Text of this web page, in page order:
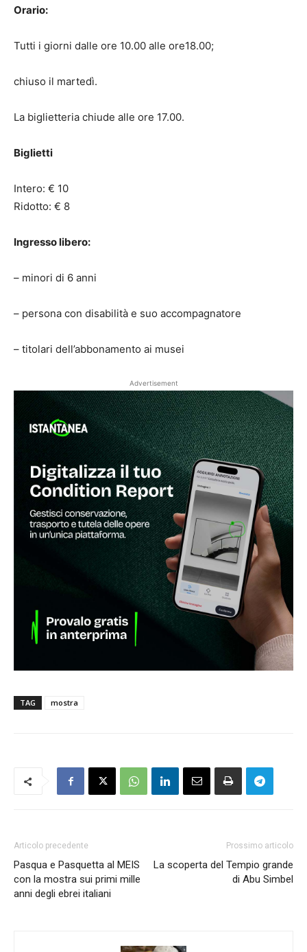
Orario:
Tutti i giorni dalle ore 10.00 alle ore18.00;
chiuso il martedì.
La biglietteria chiude alle ore 17.00.
Biglietti
Intero: € 10
Ridotto: € 8
Ingresso libero:
– minori di 6 anni
– persona con disabilità e suo accompagnatore
– titolari dell’abbonamento ai musei
Advertisement
TAG mostra
Articolo precedente
Pasqua e Pasquetta al MEIS
con la mostra sui primi mille
anni degli ebrei italiani
Prossimo articolo
La scoperta del Tempio grande
di Abu Simbel